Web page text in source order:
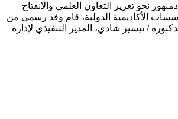
نحو تعزيز التعاون العلمي والانفتاح
الأكاديمية الدولية، قام وفد رسمي من
/ تيسير شادي، المدير التنفيذي لإدارة